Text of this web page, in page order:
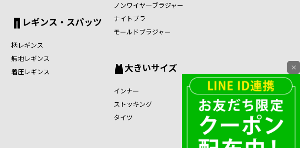
レギンス・スパッツ
柄レギンス
無地レギンス
着圧レギンス
ノンワイヤ―ブラジャー
ナイトブラ
モールドブラジャー
大きいサイズ
インナー
ストッキング
タイツ
×